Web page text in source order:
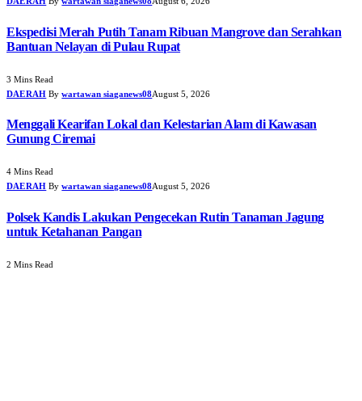
Ekspedisi Merah Putih Tanam Ribuan Mangrove dan Serahkan
Bantuan Nelayan di Pulau Rupat
3 Mins Read
DAERAH By wartawan siaganews08August 5, 2026
Menggali Kearifan Lokal dan Kelestarian Alam di Kawasan
Gunung Ciremai
4 Mins Read
DAERAH By wartawan siaganews08August 5, 2026
Polsek Kandis Lakukan Pengecekan Rutin Tanaman Jagung
untuk Ketahanan Pangan
2 Mins Read